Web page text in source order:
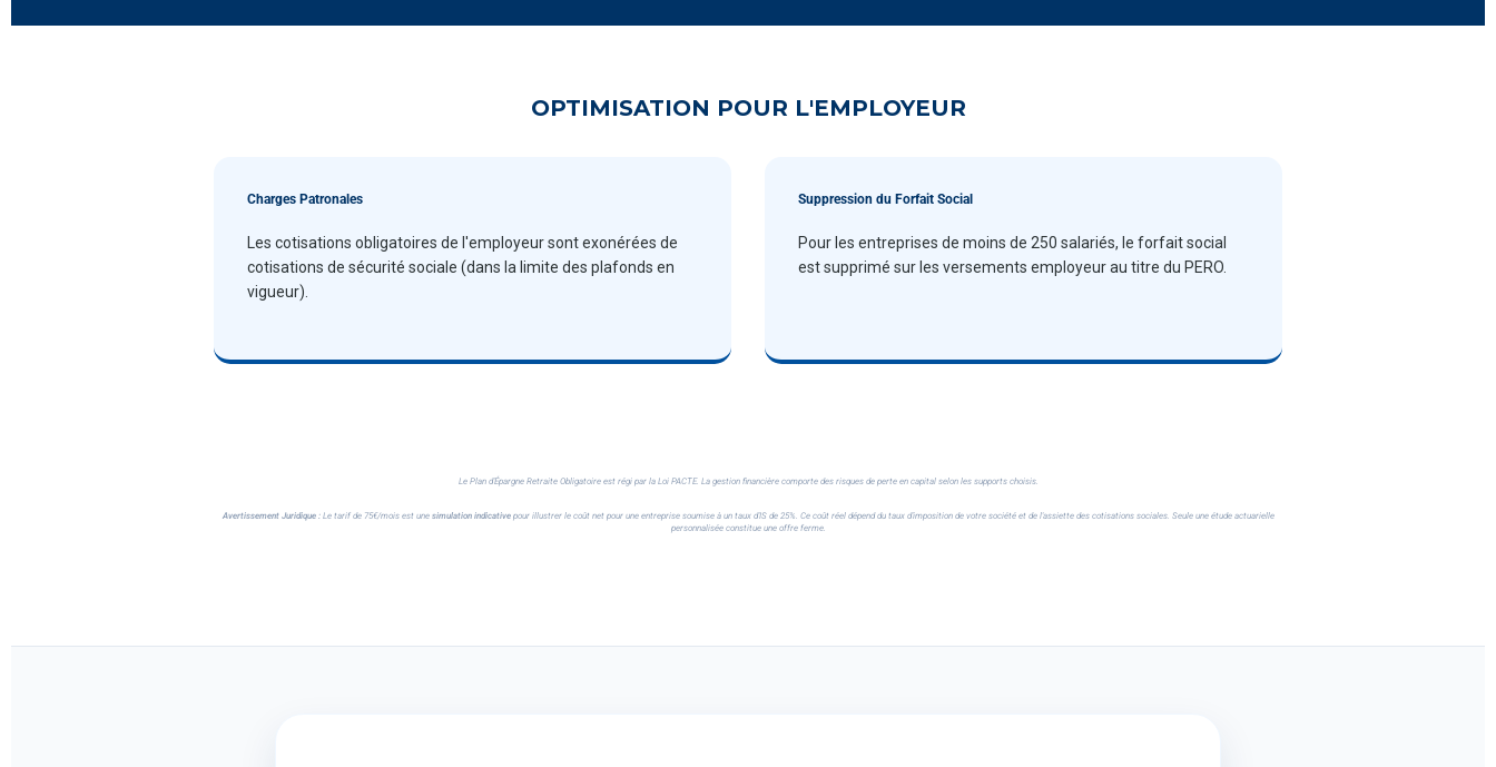
OPTIMISATION POUR L'EMPLOYEUR
Charges Patronales
Les cotisations obligatoires de l'employeur sont exonérées de
cotisations de sécurité sociale (dans la limite des plafonds en
vigueur).
Suppression du Forfait Social
Pour les entreprises de moins de 250 salariés, le forfait social
est supprimé sur les versements employeur au titre du PERO.
Le Plan d'Épargne Retraite Obligatoire est régi par la Loi PACTE. La gestion financière comporte des risques de perte en capital selon les supports choisis.
Avertissement Juridique :Le tarif de 75€/mois est une simulation indicativepour illustrer le coût net pour une entreprise soumise à un taux d'IS de 25%. Ce coût réel dépend du taux d'imposition de votre société et de l'assiette des cotisations sociales. Seule une étude actuarielle
personnalisée constitue une offre ferme.